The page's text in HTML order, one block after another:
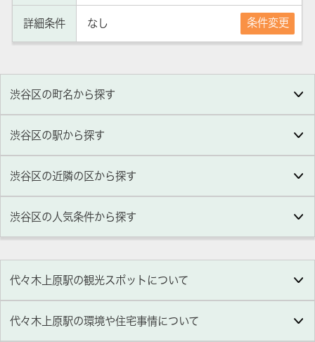
詳細条件 なし 条件変更
渋谷区の町名から探す
渋谷区の駅から探す
渋谷区の近隣の区から探す
渋谷区の人気条件から探す
代々木上原駅の観光スポットについて
代々木上原駅の環境や住宅事情について